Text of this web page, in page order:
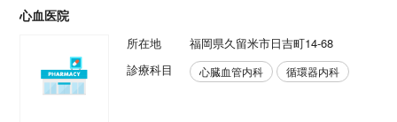
心血医院
所在地
福岡県久留米市日吉町14-68
診療科目
心臓血管内科 循環器内科